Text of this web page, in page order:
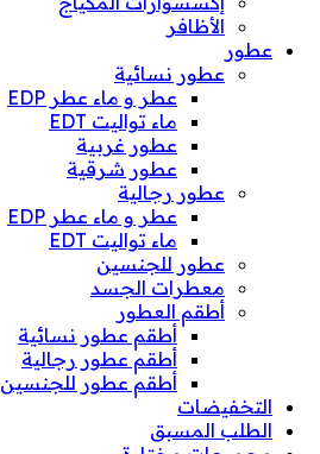
الأظافر
عطور
عطور نسائية
عطر و ماء عطر EDP
ماء تواليت EDT
عطور غربية
عطور شرقية
عطور رجالية
عطر و ماء عطر EDP
ماء تواليت EDT
عطور للجنسين
معطرات الجسد
أطقم العطور
أطقم عطور نسائية
أطقم عطور رجالية
أطقم عطور للجنسين
التخفيضات
الطلب المسبق